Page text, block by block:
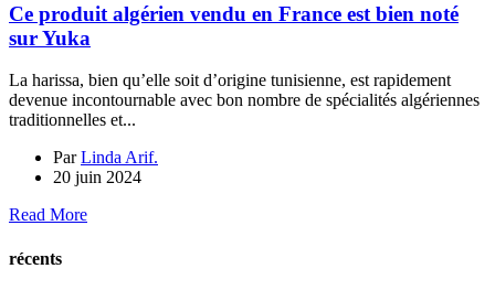
Ce produit algérien vendu en France est bien noté
sur Yuka
La harissa, bien qu’elle soit d’origine tunisienne, est rapidement
devenue incontournable avec bon nombre de spécialités algériennes
traditionnelles et...
ParLinda Arif.
20 juin 2024
Read More
récents